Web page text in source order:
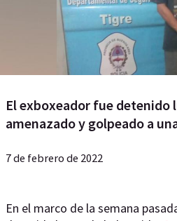
El exboxeador fue detenido
amenazado y golpeado a
7 de febrero de 2022
En el marco de la semana